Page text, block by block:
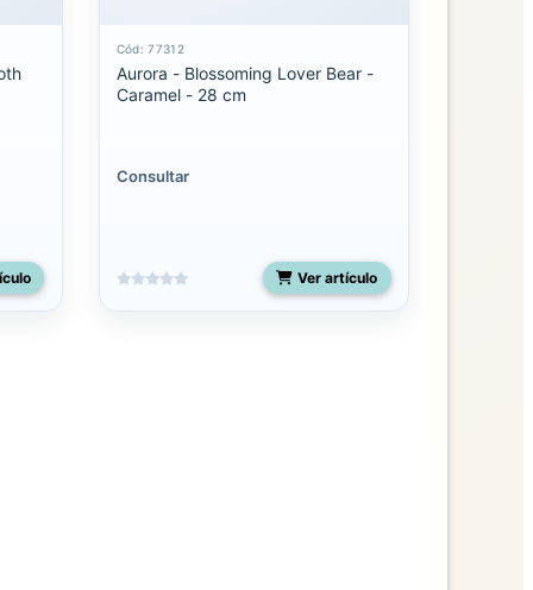
Cód: 77312
Aurora - Blossoming Lover Bear -
Caramel - 28 cm
Consultar
Ver artículo